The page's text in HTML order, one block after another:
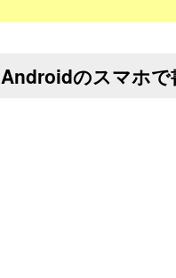
Androidのスマホで